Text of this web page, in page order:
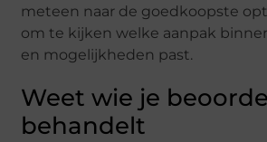
meteen naar de goedkoopste
om te kijken welke aanpak
en mogelijkheden past.
Weet wie je
behandelt